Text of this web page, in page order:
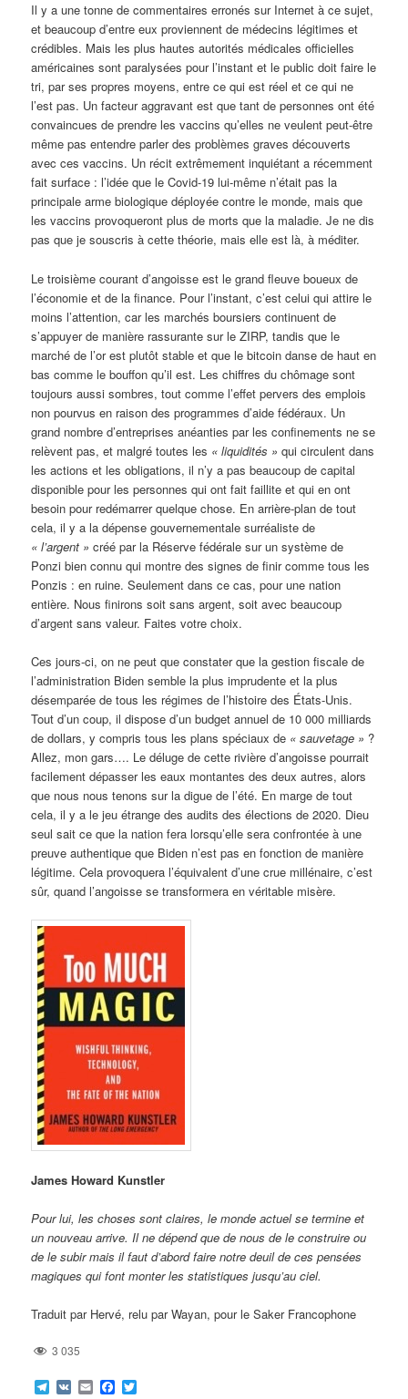
Il y a une tonne de commentaires erronés sur Internet à ce sujet,
et beaucoup d’entre eux proviennent de médecins légitimes et
crédibles. Mais les plus hautes autorités médicales officielles
américaines sont paralysées pour l’instant et le public doit faire le
tri, par ses propres moyens, entre ce qui est réel et ce qui ne
l’est pas. Un facteur aggravant est que tant de personnes ont été
convaincues de prendre les vaccins qu’elles ne veulent peut-être
même pas entendre parler des problèmes graves découverts
avec ces vaccins. Un récit extrêmement inquiétant a récemment
fait surface : l’idée que le Covid-19 lui-même n’était pas la
principale arme biologique déployée contre le monde, mais que
les vaccins provoqueront plus de morts que la maladie. Je ne dis
pas que je souscris à cette théorie, mais elle est là, à méditer.
Le troisième courant d’angoisse est le grand fleuve boueux de
l’économie et de la finance. Pour l’instant, c’est celui qui attire le
moins l’attention, car les marchés boursiers continuent de
s’appuyer de manière rassurante sur le ZIRP, tandis que le
marché de l’or est plutôt stable et que le bitcoin danse de haut en
bas comme le bouffon qu’il est. Les chiffres du chômage sont
toujours aussi sombres, tout comme l’effet pervers des emplois
non pourvus en raison des programmes d’aide fédéraux. Un
grand nombre d’entreprises anéanties par les confinements ne se
relèvent pas, et malgré toutes les « liquidités » qui circulent dans
les actions et les obligations, il n’y a pas beaucoup de capital
disponible pour les personnes qui ont fait faillite et qui en ont
besoin pour redémarrer quelque chose. En arrière-plan de tout
cela, il y a la dépense gouvernementale surréaliste de
« l’argent » créé par la Réserve fédérale sur un système de
Ponzi bien connu qui montre des signes de finir comme tous les
Ponzis : en ruine. Seulement dans ce cas, pour une nation
entière. Nous finirons soit sans argent, soit avec beaucoup
d’argent sans valeur. Faites votre choix.
Ces jours-ci, on ne peut que constater que la gestion fiscale de
l’administration Biden semble la plus imprudente et la plus
désemparée de tous les régimes de l’histoire des États-Unis.
Tout d’un coup, il dispose d’un budget annuel de 10 000 milliards
de dollars, y compris tous les plans spéciaux de « sauvetage » ?
Allez, mon gars…. Le déluge de cette rivière d’angoisse pourrait
facilement dépasser les eaux montantes des deux autres, alors
que nous nous tenons sur la digue de l’été. En marge de tout
cela, il y a le jeu étrange des audits des élections de 2020. Dieu
seul sait ce que la nation fera lorsqu’elle sera confrontée à une
preuve authentique que Biden n’est pas en fonction de manière
légitime. Cela provoquera l’équivalent d’une crue millénaire, c’est
sûr, quand l’angoisse se transformera en véritable misère.
James Howard Kunstler
Pour lui, les choses sont claires, le monde actuel se termine et
un nouveau arrive. Il ne dépend que de nous de le construire ou
de le subir mais il faut d’abord faire notre deuil de ces pensées
magiques qui font monter les statistiques jusqu’au ciel.
Traduit par Hervé, relu par Wayan, pour le Saker Francophone
3 035
Telegram
VK EmailFacebook